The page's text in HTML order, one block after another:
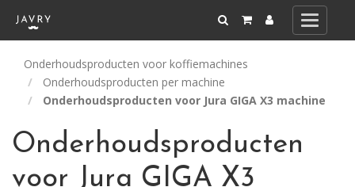
Toggle
Onderhoudsproducten voor koffiemachines
Onderhoudsproducten per machine
Onderhoudsproducten voor Jura GIGA X3 machine
Onderhoudsproducten
voor Jura GIGA X3